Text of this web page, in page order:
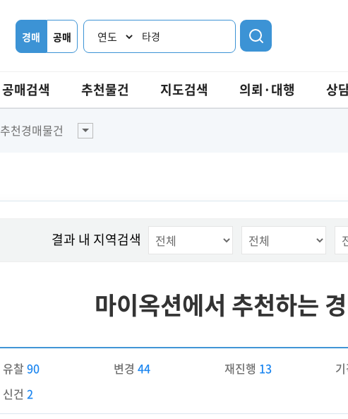
경매 공매 타경
공매검색 추천물건 지도검색 의뢰·대행 상
추천경매물건
결과 내 지역검색
마이옥션에서 추천하는
유찰 90 변경44 재진행 13
신건 2